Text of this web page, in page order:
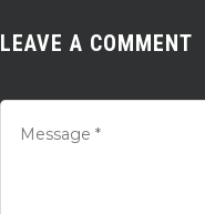
LEAVE A COMMENT